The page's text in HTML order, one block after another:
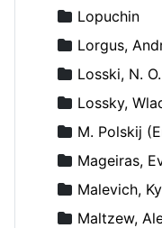
Lopuchin
Lorgus,
Losski, N. O.
Lossky,
M. Polskij
Mageiras,
Malevich,
Maltzew,